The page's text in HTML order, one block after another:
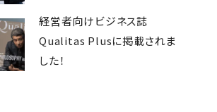
経営者向けビジネス誌
Qualitas Plusに掲載されま
した！